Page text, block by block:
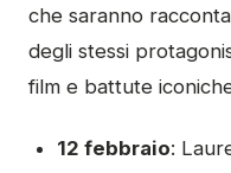
che saranno
degli stessi
film e battute
12 febbraio: